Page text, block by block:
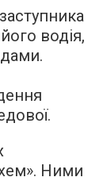
водія,
Ними